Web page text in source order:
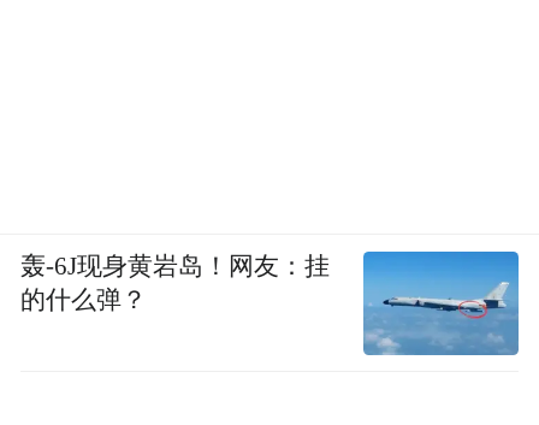
轰-6J现身黄岩岛！网友：挂
的什么弹？